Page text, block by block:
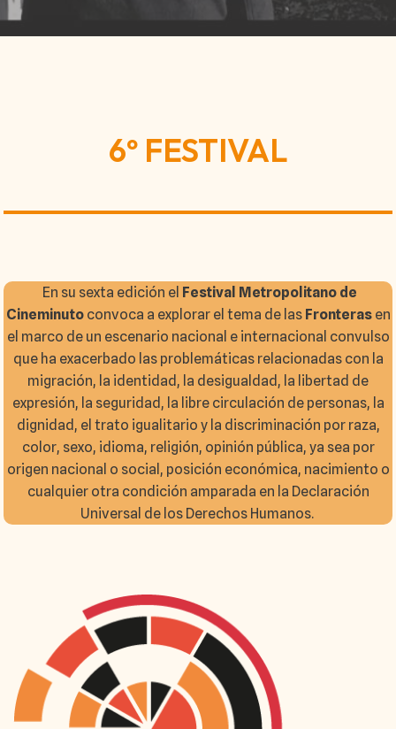
6º FESTIVAL
En su sexta edición el Festival Metropolitano de
Cineminuto convoca a explorar el tema de las Fronteras en
el marco de un escenario nacional e internacional convulso
que ha exacerbado las problemáticas relacionadas con la
migración, la identidad, la desigualdad, la libertad de
expresión, la seguridad, la libre circulación de personas, la
dignidad, el trato igualitario y la discriminación por raza,
color, sexo, idioma, religión, opinión pública, ya sea por
origen nacional o social, posición económica, nacimiento o
cualquier otra condición amparada en la Declaración
Universal de los Derechos Humanos.